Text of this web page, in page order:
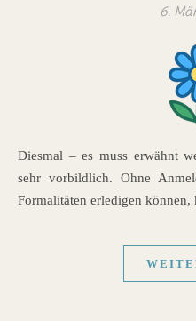
6.
Diesmal – es muss erwähnt werden – war die Deutsche Bank
sehr vorbildlich. Ohne
Formalitäten erledigen